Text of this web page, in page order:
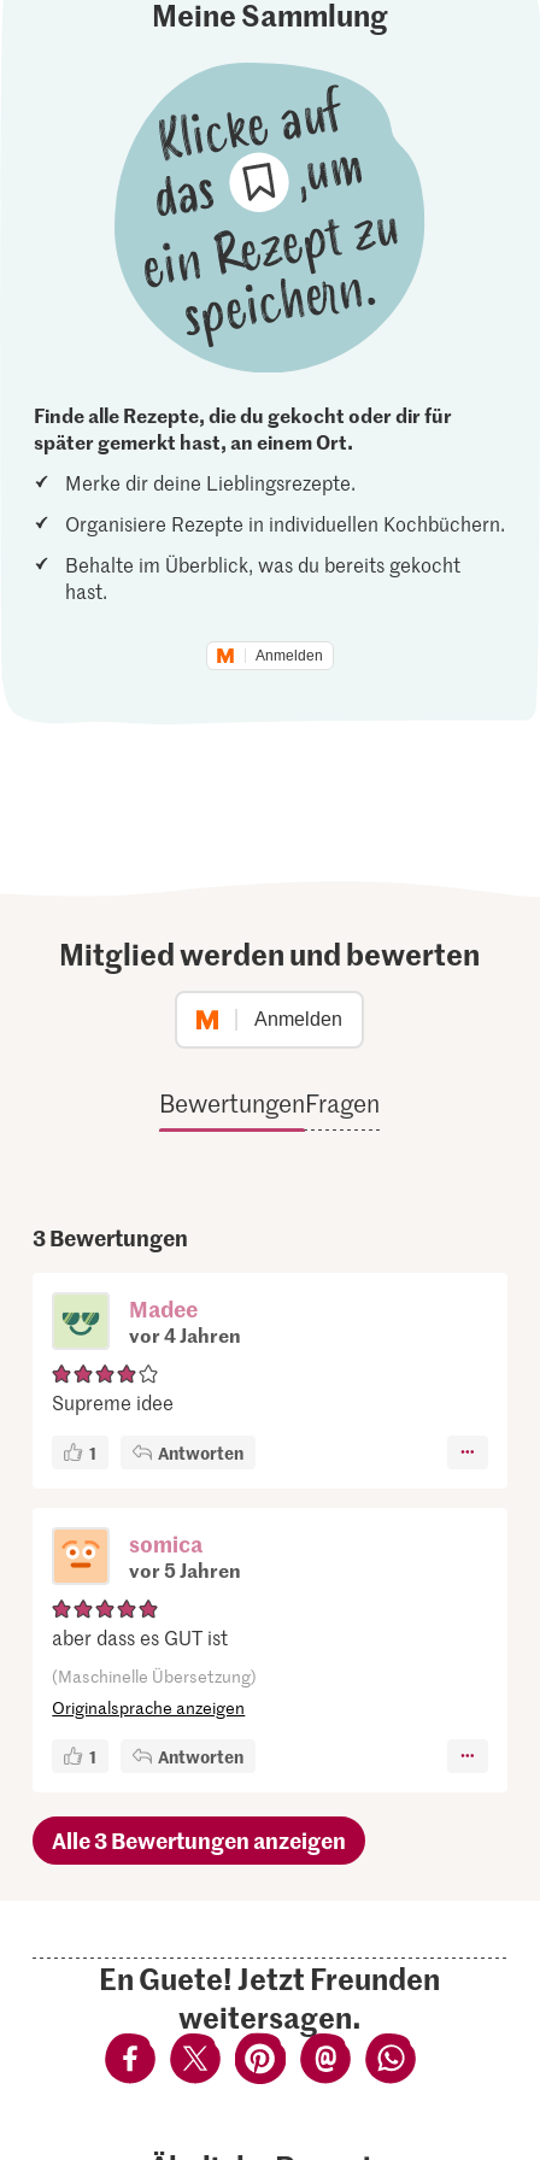
Meine Sammlung
Finde alle Rezepte, die du gekocht oder dir für
später gemerkt hast, an einem Ort.
Merke dir deine Lieblingsrezepte.
Organisiere Rezepte in individuellen Kochbüchern.
Behalte im Überblick, was du bereits gekocht
hast.
Anmelden
Mitglied werden und bewerten
Anmelden
BewertungenFragen
3Bewertungen
Madee
vor 4 Jahren
Supreme idee
1 Antworten
somica
vor 5 Jahren
aber dass es GUT ist
(Maschinelle Übersetzung)
Originalsprache anzeigen
1 Antworten
Alle 3 Bewertungen anzeigen
En Guete! Jetzt Freunden
weitersagen.